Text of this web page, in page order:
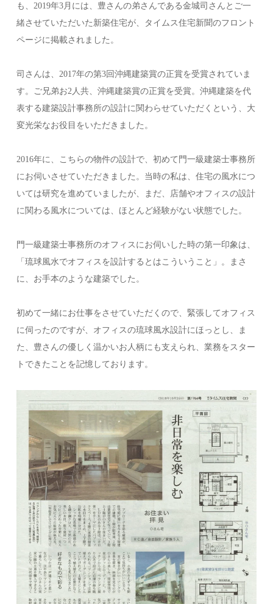
も、2019年3月には、豊さんの弟さんである金城司さんとご一
緒させていただいた新築住宅が、タイムス住宅新聞のフロント
ページに掲載されました。
司さんは、2017年の第3回沖縄建築賞の正賞を受賞されていま
す。ご兄弟お2人共、沖縄建築賞の正賞を受賞。沖縄建築を代
表する建築設計事務所の設計に関わらせていただくという、大
変光栄なお役目をいただきました。
2016年に、こちらの物件の設計で、初めて門一級建築士事務所
にお伺いさせていただきました。当時の私は、住宅の風水につ
いては研究を進めていましたが、まだ、店舗やオフィスの設計
に関わる風水については、ほとんど経験がない状態でした。
門一級建築士事務所のオフィスにお伺いした時の第一印象は、
「琉球風水でオフィスを設計するとはこういうこと」。まさ
に、お手本のような建築でした。
初めて一緒にお仕事をさせていただくので、緊張してオフィス
に伺ったのですが、オフィスの琉球風水設計にほっとし、ま
た、豊さんの優しく温かいお人柄にも支えられ、業務をスター
トできたことを記憶しております。